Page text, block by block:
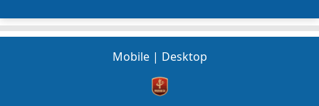
Mobile | Desktop